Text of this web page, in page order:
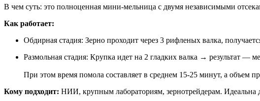
В чем суть: это полноценная мини-мельница с двумя независимыми
Как работает:
Обдирная стадия: Зерно проходит через 3 рифленых валка,
Размольная стадия: Крупка идет на 2 гладких валка → результат —
При этом время помола составляет в среднем 15-25 минут, а объем
Кому подходит: НИИ, крупным лабораториям, зернотрейдерам. Идеальна